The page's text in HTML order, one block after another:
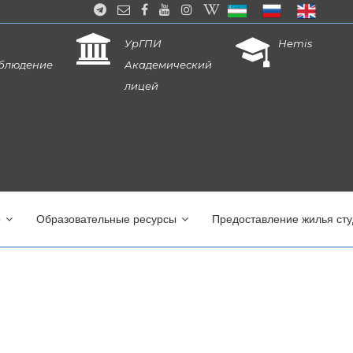
УрГПИ
Академический
лицей
Hemis
Образовательные ресурсы Предоставление жилья